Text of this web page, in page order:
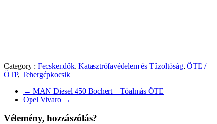
Category : Fecskendők, Katasztrófavédelem és Tűzoltóság, ÖTE /
ÖTP, Tehergépkocsik
← MAN Diesel 450 Bochert – Tóalmás ÖTE
Opel Vivaro →
Vélemény, hozzászólás?